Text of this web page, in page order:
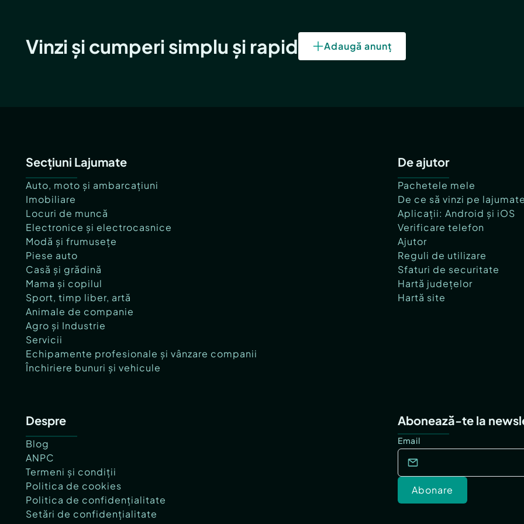
Vinzi și cumperi simplu și rapid Adaugă anunț
Secțiuni Lajumate
Auto, moto și ambarcațiuni
Imobiliare
Locuri de muncă
Electronice și electrocasnice
Modă și frumusețe
Piese auto
Casă și grădină
Mama și copilul
Sport, timp liber, artă
Animale de companie
Agro și Industrie
Servicii
Echipamente profesionale și vânzare companii
Închiriere bunuri și vehicule
De ajutor
Pachetele mele
De ce să vinzi pe
Aplicații: Android și iOS
Verificare telefon
Ajutor
Reguli de utilizare
Sfaturi de securitate
Hartă județelor
Hartă site
Despre
Blog
ANPC
Termeni și condiții
Politica de cookies
Politica de confidențialitate
Setări de confidențialitate
Abonează-te la
Email
Abonare